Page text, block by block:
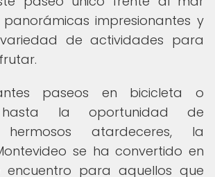
impresionantes y
de actividades para
paseos en bicicleta o
hasta la oportunidad de
hermosos atardeceres, la
se ha convertido en
para aquellos que